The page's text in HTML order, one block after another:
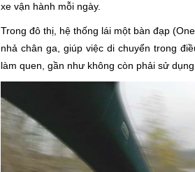
xe vận hành mỗi ngày.
Trong đô thị, hệ thống lái một bàn đạp
nhả chân ga, giúp việc di chuyển trong
làm quen, gần như không còn phải sử